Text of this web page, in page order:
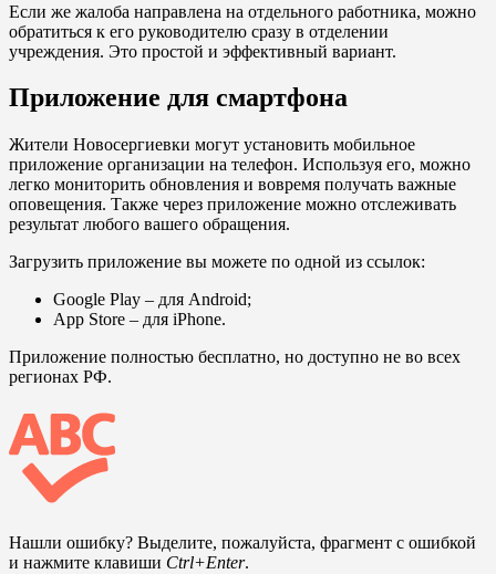
Если же жалоба направлена на отдельного работника, можно
обратиться к его руководителю сразу в отделении
учреждения. Это простой и эффективный вариант.
Приложение для смартфона
Жители Новосергиевки могут установить мобильное
приложение организации на телефон. Используя его, можно
легко мониторить обновления и вовремя получать важные
оповещения. Также через приложение можно отслеживать
результат любого вашего обращения.
Загрузить приложение вы можете по одной из ссылок:
Google Play – для Android;
App Store – для iPhone.
Приложение полностью бесплатно, но доступно не во всех
регионах РФ.
Нашли ошибку? Выделите, пожалуйста, фрагмент с ошибкой
и нажмите клавиши Ctrl+Enter.